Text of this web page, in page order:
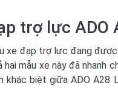
trợ lực ADO
xe đạp trợ lực đang
mẫu xe này đã
khác biệt giữa ADO